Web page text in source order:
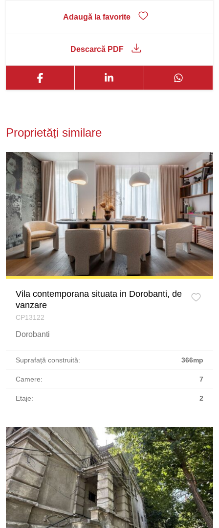
Adaugă la favorite
Descarcă PDF
Proprietăți similare
Vila contemporana situata in Dorobanti, de
vanzare
CP13122
Dorobanti
Suprafață construită: 366mp
Camere: 7
Etaje: 2